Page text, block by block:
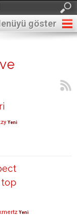
göster
Yeni
Yeni